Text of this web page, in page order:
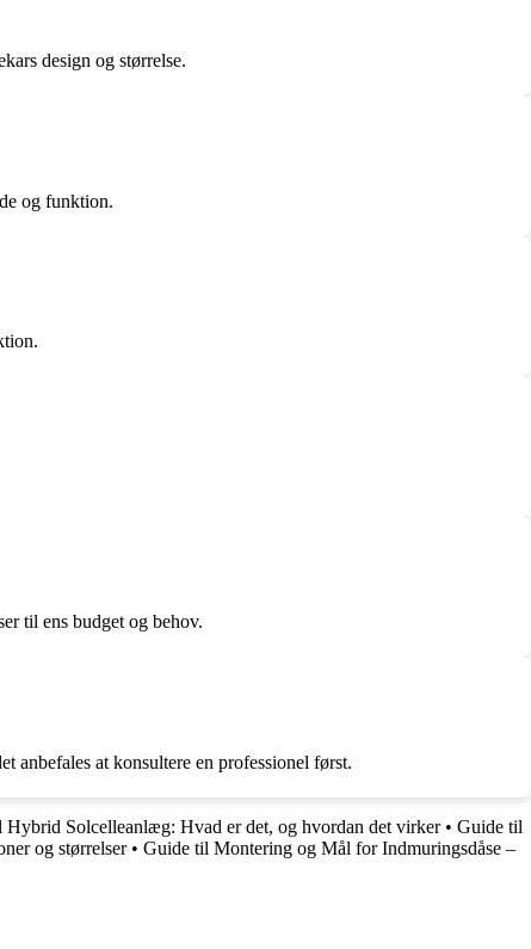
design og størrelse.
og funktion.
til ens budget og behov.
anbefales at konsultere en professionel først.
Hybrid Solcelleanlæg: Hvad er det, og hvordan det virker• Guide til
og størrelser• Guide til Montering og Mål for Indmuringsdåse –